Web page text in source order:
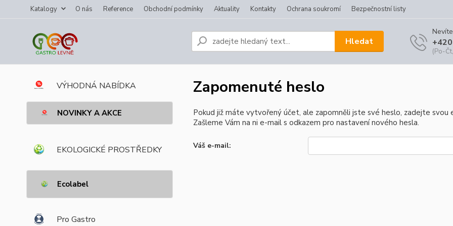
Katalogy O nás Reference Obchodní podmínky Aktuality Kontakty Ochrana soukromí Bezpečnostní listy
Hledat
(Po-
VÝHODNÁ NABÍDKA
NOVINKY A AKCE
EKOLOGICKÉ PROSTŘEDKY
Ecolabel
Pro Gastro
Zapomenuté heslo
Pokud již máte vytvořený účet, ale zapomněli jste své heslo, zadejte
Zašleme Vám na ni e-mail s odkazem pro nastavení nového hesla.
Váš e-mail: